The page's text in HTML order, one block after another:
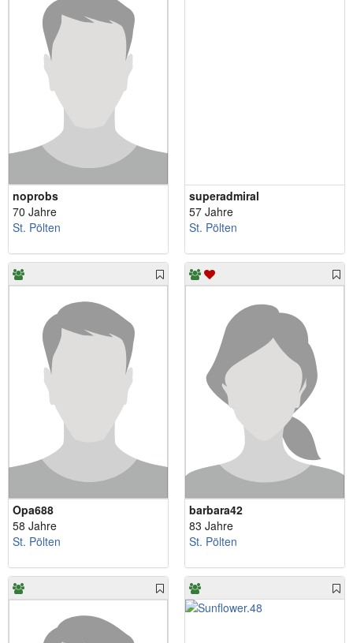
noprobs
70 Jahre
St. Pölten
superadmiral
57 Jahre
St. Pölten
Opa688
58 Jahre
St. Pölten
barbara42
83 Jahre
St. Pölten